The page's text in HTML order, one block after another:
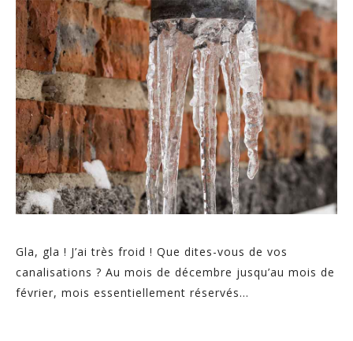
Gla, gla ! J’ai très froid ! Que dites-vous de vos
canalisations ? Au mois de décembre jusqu’au mois de
février, mois essentiellement réservés...